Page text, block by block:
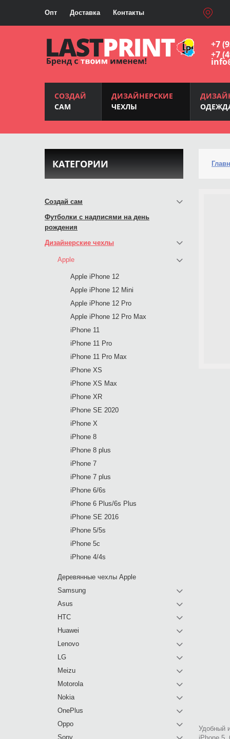
Опт Доставка Контакты
+7
+7
СОЗДАЙ
САМ
ДИЗАЙНЕРСКИЕ
ЧЕХЛЫ
Удобный
КАТЕГОРИИ
Создай сам
Футболки с надписями на день
рождения
Дизайнерские чехлы
Apple
Apple iPhone 12
Apple iPhone 12 Mini
Apple iPhone 12 Pro
Apple iPhone 12 Pro Max
iPhone 11
iPhone 11 Pro
iPhone 11 Pro Max
iPhone XS
iPhone XS Max
iPhone XR
iPhone SE 2020
iPhone X
iPhone 8
iPhone 8 plus
iPhone 7
iPhone 7 plus
iPhone 6/6s
iPhone 6 Plus/6s Plus
iPhone SE 2016
iPhone 5/5s
iPhone 5c
iPhone 4/4s
Деревянные чехлы Apple
Samsung
Asus
HTC
Huawei
Lenovo
LG
Meizu
Motorola
Nokia
OnePlus
Oppo
Sony